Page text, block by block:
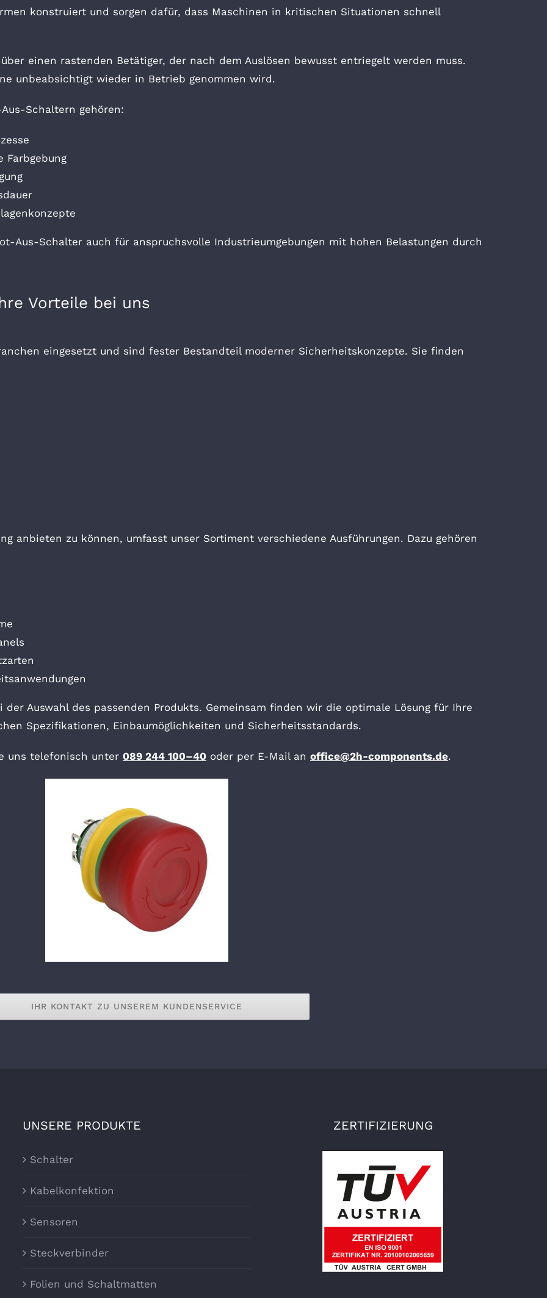
konstruiert und sorgen dafür, dass Maschinen in kritischen Situationen schnell
einen rastenden Betätiger, der nach dem Auslösen bewusst entriegelt werden muss.
unbeabsichtigt wieder in Betrieb genommen wird.
Schaltern gehören:
Farbgebung
Aus-Schalter auch für anspruchsvolle Industrieumgebungen mit hohen Belastungen durch
Vorteile bei uns
eingesetzt und sind fester Bestandteil moderner Sicherheitskonzepte. Sie finden
anbieten zu können, umfasst unser Sortiment verschiedene Ausführungen. Dazu gehören
Auswahl des passenden Produkts. Gemeinsam finden wir die optimale Lösung für Ihre
Spezifikationen, Einbaumöglichkeiten und Sicherheitsstandards.
uns telefonisch unter 089 244 100–40 oder per E-Mail an office@2h-components.de.
IHR KONTAKT ZU UNSEREM KUNDENSERVICE
UNSERE PRODUKTE
Schalter
Kabelkonfektion
Sensoren
Steckverbinder
Folien und Schaltmatten
ZERTIFIZIERUNG